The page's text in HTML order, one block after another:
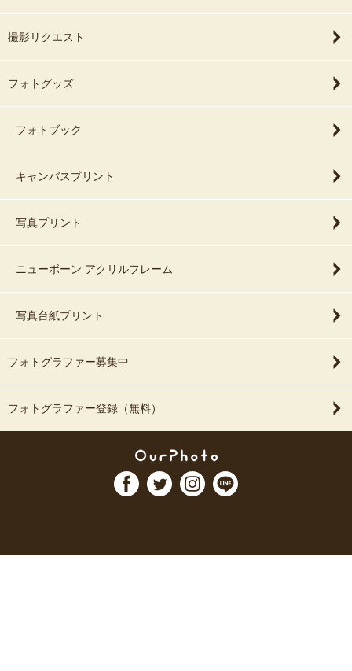
撮影リクエスト
フォトグッズ
フォトブック
キャンバスプリント
写真プリント
ニューボーン アクリルフレーム
写真台紙プリント
フォトグラファー募集中
フォトグラファー登録（無料）